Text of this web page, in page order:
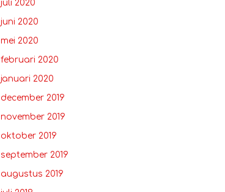
juli 2020
juni 2020
mei 2020
februari 2020
januari 2020
december 2019
november 2019
oktober 2019
september 2019
augustus 2019